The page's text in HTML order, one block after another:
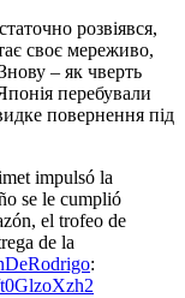
розвіявся,
своє мереживо,
– як чверть
перебували
повернення під
impulsó la
se le cumplió
el trofeo de
de la
: